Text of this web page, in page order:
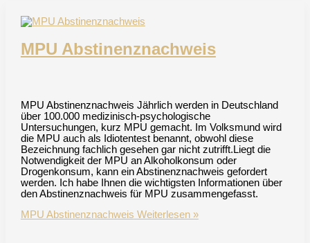
MPU Abstinenznachweis
MPU Abstinenznachweis Jährlich werden in Deutschland
über 100.000 medizinisch-psychologische
Untersuchungen, kurz MPU gemacht. Im Volksmund wird
die MPU auch als Idiotentest benannt, obwohl diese
Bezeichnung fachlich gesehen gar nicht zutrifft.Liegt die
Notwendigkeit der MPU an Alkoholkonsum oder
Drogenkonsum, kann ein Abstinenznachweis gefordert
werden. Ich habe Ihnen die wichtigsten Informationen über
den Abstinenznachweis für MPU zusammengefasst.
MPU Abstinenznachweis Weiterlesen »